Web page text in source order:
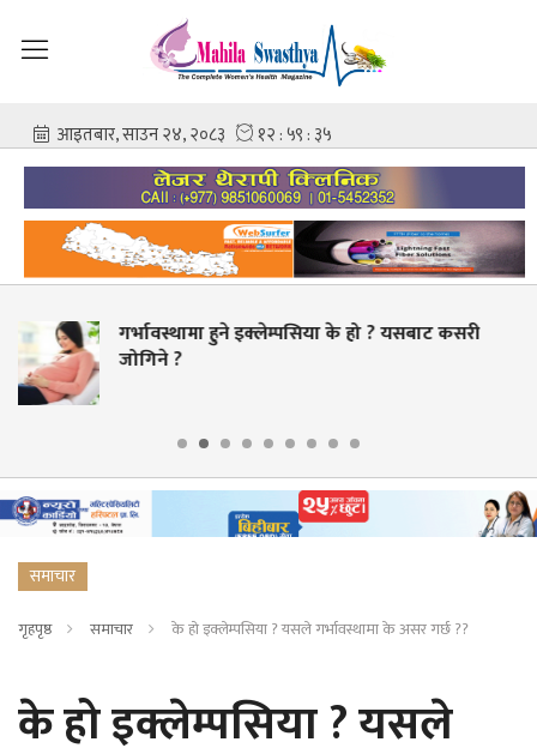
के हो ? यसबाट कसरी चिकित्सक–नर्समाथि
समाचार
गृहपृष्ठ समाचार के हो इक्लेम्पसिया ? यसले गर्भावस्थामा के असर गर्छ ??
के हो इक्लेम्पसिया ? यसले